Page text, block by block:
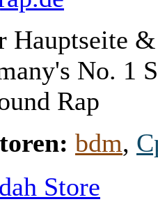
Hauptseite
No. 1
Rap
bdm,
Store